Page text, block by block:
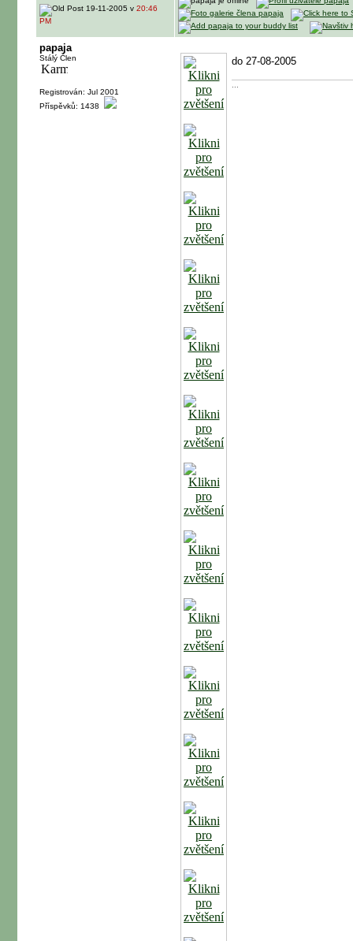
19-11-2005 v 20:46
PM
papaja
Stálý Člen
Registrován: Jul 2001
Příspěvků: 1438
do 27-08-2005